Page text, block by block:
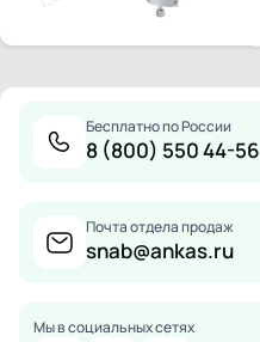
Бесплатно по России
8 (800) 550 44-56
Почта отдела продаж
snab@ankas.ru
Мы в социальных сетях